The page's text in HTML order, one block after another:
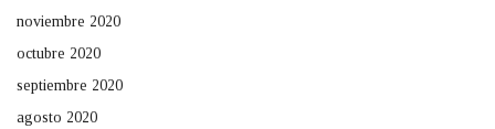
noviembre 2020
octubre 2020
septiembre 2020
agosto 2020